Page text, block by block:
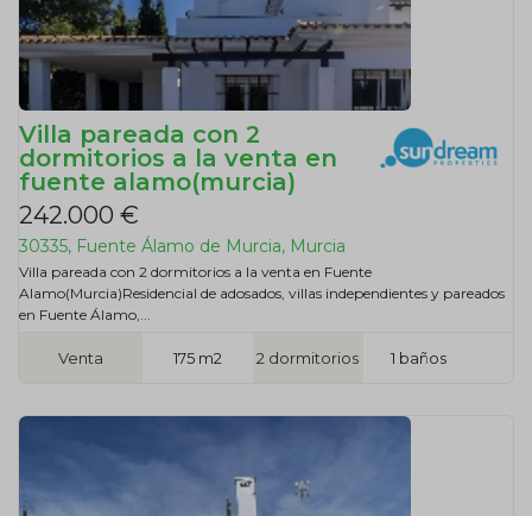
Villa pareada con 2
dormitorios a la venta en
fuente alamo(murcia)
242.000 €
30335, Fuente Álamo de Murcia, Murcia
Villa pareada con 2 dormitorios a la venta en Fuente
Alamo(Murcia)Residencial de adosados, villas independientes y pareados
en Fuente Álamo,...
Venta 175 m2 2 dormitorios 1 baños